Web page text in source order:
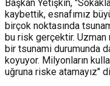
Başkan Yetişkin,
kaybettik, esnafımız
birçok noktasında
bu risk gerçektir. Uzman
bir tsunami durumunda
koyuyor. Milyonların
uğruna riske atamayız"